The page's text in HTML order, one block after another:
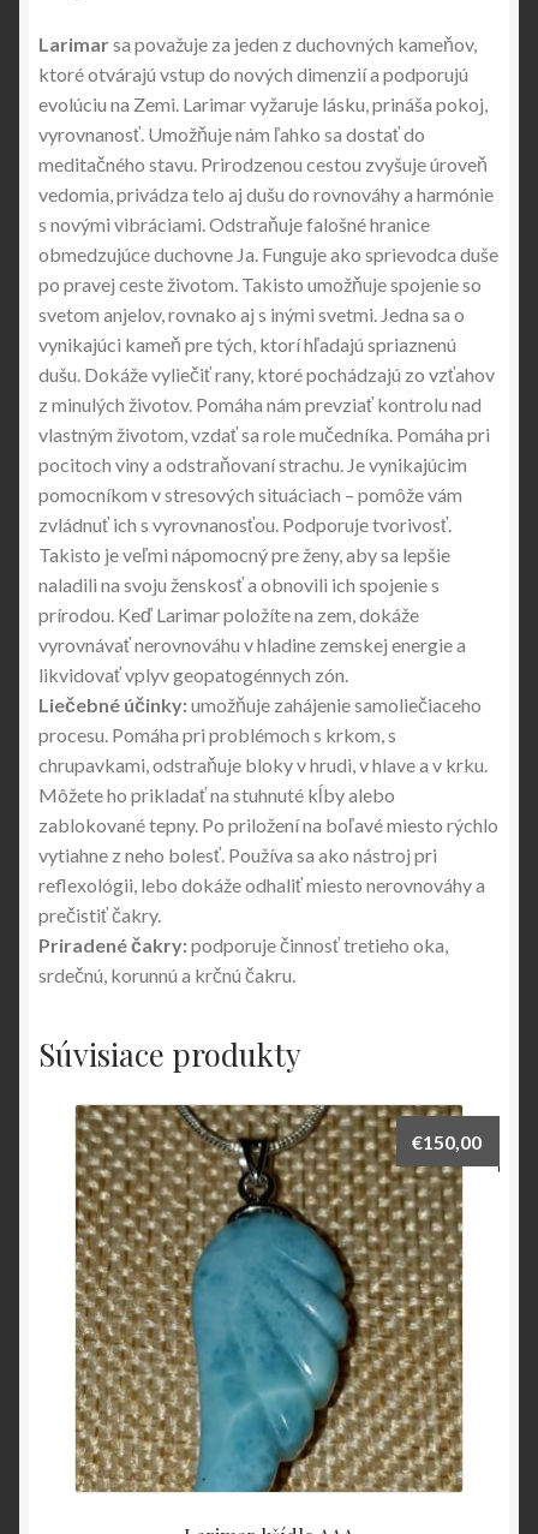
Larimarsa považuje za jeden z duchovných kameňov,
ktoré otvárajú vstup do nových dimenzií a podporujú
evolúciu na Zemi. Larimar vyžaruje lásku, prináša pokoj,
vyrovnanosť. Umožňuje nám ľahko sa dostať do
meditačného stavu. Prirodzenou cestou zvyšuje úroveň
vedomia, privádza telo aj dušu do rovnováhy a harmónie
s novými vibráciami. Odstraňuje falošné hranice
obmedzujúce duchovne Ja. Funguje ako sprievodca duše
po pravej ceste životom. Takisto umožňuje spojenie so
svetom anjelov, rovnako aj s inými svetmi. Jedna sa o
vynikajúci kameň pre tých, ktorí hľadajú spriaznenú
dušu. Dokáže vyliečiť rany, ktoré pochádzajú zo vzťahov
z minulých životov. Pomáha nám prevziať kontrolu nad
vlastným životom, vzdať sa role mučedníka. Pomáha pri
pocitoch viny a odstraňovaní strachu. Je vynikajúcim
pomocníkom v stresových situáciach – pomôže vám
zvládnuť ich s vyrovnanosťou. Podporuje tvorivosť.
Takisto je veľmi nápomocný pre ženy, aby sa lepšie
naladili na svoju ženskosť a obnovili ich spojenie s
prírodou. Keď Larimar položíte na zem, dokáže
vyrovnávať nerovnováhu v hladine zemskej energie a
likvidovať vplyv geopatogénnych zón.
Liečebné účinky:umožňuje zahájenie samoliečiaceho
procesu. Pomáha pri problémoch s krkom, s
chrupavkami, odstraňuje bloky v hrudi, v hlave a v krku.
Môžete ho prikladať na stuhnuté kĺby alebo
zablokované tepny. Po priložení na boľavé miesto rýchlo
vytiahne z neho bolesť. Používa sa ako nástroj pri
reflexológii, lebo dokáže odhaliť miesto nerovnováhy a
prečistiť čakry.
Priradené čakry:podporuje činnosť tretieho oka,
srdečnú, korunnú a krčnú čakru.
Súvisiace produkty
€150,00